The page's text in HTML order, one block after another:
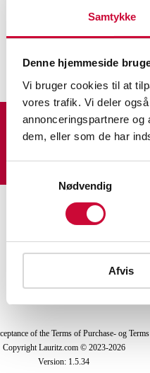
Samtykke
Denne hjemmeside
Vi bruger cookies til at
vores trafik. Vi deler
annonceringspartnere og
dem, eller som de har
Nødvendig
Afvis
Sign up for our
Get a valuation
of the Terms of Purchase- og
Copyright Lauritz.com © 2023-2026
Version: 1.5.34